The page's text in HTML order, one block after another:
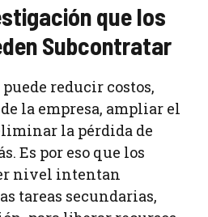
que los
Subcontratar
reducir costos,
la empresa, ampliar el
la pérdida de
Es por eso que los
nivel intentan
tareas secundarias,